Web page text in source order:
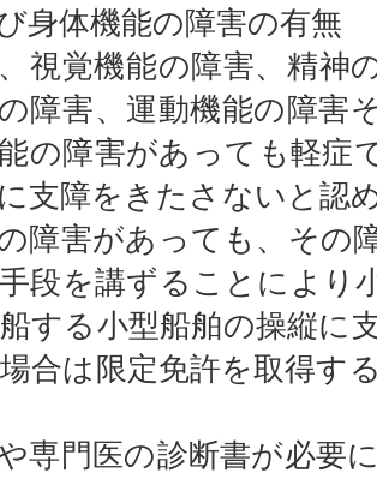
身体機能の障害の有無
視覚機能の障害、精神
障害、運動機能の障害
の障害があっても軽症
支障をきたさないと認
障害があっても、その
段を講ずることにより
する小型船舶の操縦に
合は限定免許を取得す
専門医の診断書が必要